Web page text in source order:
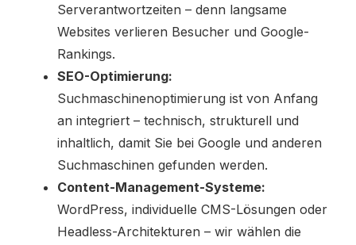
Serverantwortzeiten – denn langsame
Websites verlieren Besucher und Google-
Rankings.
SEO-Optimierung:
Suchmaschinenoptimierung ist von Anfang
an integriert – technisch, strukturell und
inhaltlich, damit Sie bei Google und anderen
Suchmaschinen gefunden werden.
Content-Management-Systeme:
WordPress, individuelle CMS-Lösungen oder
Headless-Architekturen – wir wählen die